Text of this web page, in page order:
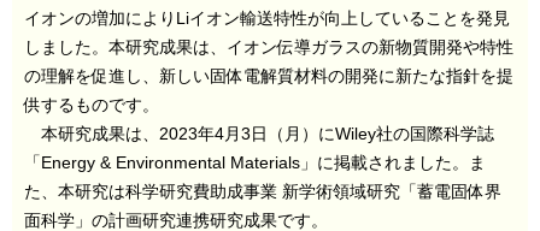
イオンの増加によりLiイオン輸送特性が向上していることを発見
しました。本研究成果は、イオン伝導ガラスの新物質開発や特性
の理解を促進し、新しい固体電解質材料の開発に新たな指針を提
供するものです。
本研究成果は、2023年4月3日（月）にWiley社の国際科学誌
「Energy & Environmental Materials」に掲載されました。ま
た、本研究は科学研究費助成事業 新学術領域研究「蓄電固体界
面科学」の計画研究連携研究成果です。